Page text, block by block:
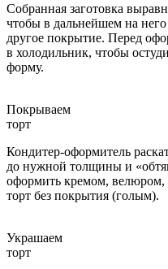
Собранная заготовка
чтобы в дальнейшем на
другое покрытие. Перед
в холодильник, чтобы
форму.
Покрываем
торт
Кондитер-оформитель
до нужной толщины и
оформить кремом, велюром,
торт без покрытия (голым).
Украшаем
торт